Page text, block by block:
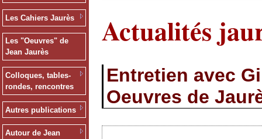
Les Cahiers Jaurès
Les "Oeuvres" de
Jean Jaurès
Colloques, tables-
rondes, rencontres
Autres publications
Autour de Jean
Actualités
Entretien avec
Oeuvres de